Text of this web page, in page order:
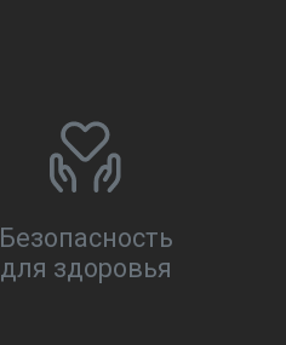
Безопасность
для здоровья